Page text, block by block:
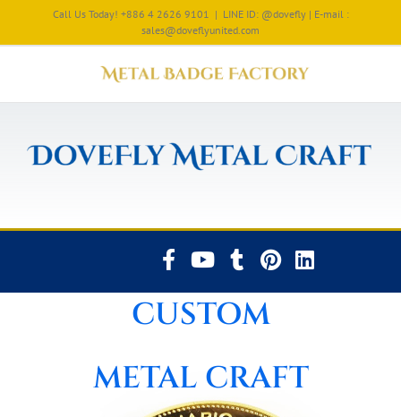
Call Us Today! +886 4 2626 9101 | LINE ID: @dovefly | E-mail :
sales@doveflyunited.com
CUSTOM
METAL CRAFT